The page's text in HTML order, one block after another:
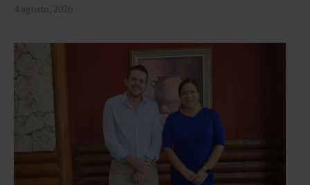
4 agosto, 2026